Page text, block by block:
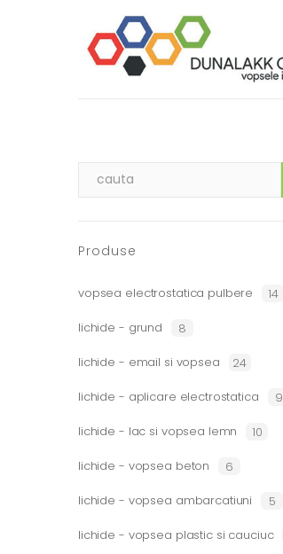
Produse
vopsea electrostatica pulbere 14
lichide - grund 8
lichide - email si vopsea 24
lichide - aplicare electrostatica 9
lichide - lac si vopsea lemn 10
lichide - vopsea beton 6
lichide - vopsea ambarcatiuni 5
lichide - vopsea plastic si cauciuc